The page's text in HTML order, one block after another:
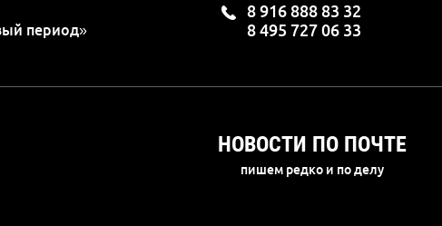
период»
8 916 888 83 32
8 495 727 06 33
НОВОСТИ ПО ПОЧТЕ
пишем редко и по делу